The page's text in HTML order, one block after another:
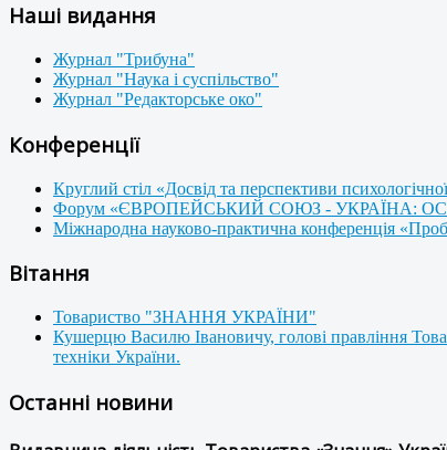
Наші видання
Журнал "Трибуна"
Журнал "Наука і суспільство"
Журнал "Редакторське око"
Конференції
Круглий стіл «Досвід та перспективи
Форум «ЄВРОПЕЙСЬКИЙ СОЮЗ - УКРАЇНА:
Міжнародна науково-практична конференція
Вітання
Товариство "ЗНАННЯ УКРАЇНИ"
Кушерцю Василю Івановичу, голові правління
техніки України.
Останні новини